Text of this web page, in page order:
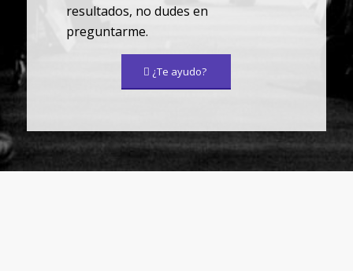
resultados, no dudes en
preguntarme.
¿Te ayudo?